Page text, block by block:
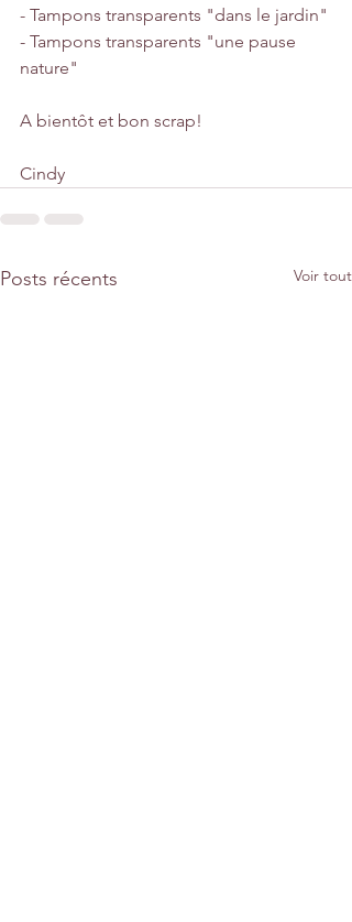
- Tampons transparents "dans le jardin"
- Tampons transparents "une pause
nature"
A bientôt et bon scrap!
Cindy
Posts récents Voir tout